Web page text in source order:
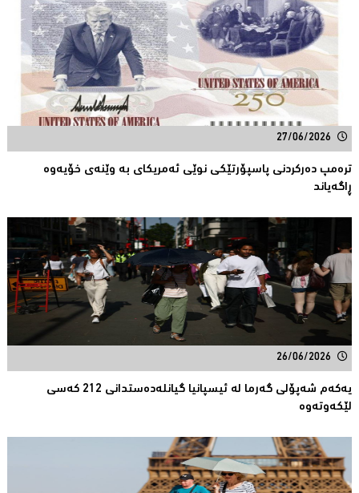
27/06/2026
ترەمپ دەركردنی پاسپۆرتێكی نوێی ئەمریكاى بە وێنەی خۆیەوە
ڕاگەیاند
26/06/2026
یەكەم شەپۆلی گەرما لە ئیسپانیا گیانلەدەستدانی 212 كەسی
لێكەوتەوە